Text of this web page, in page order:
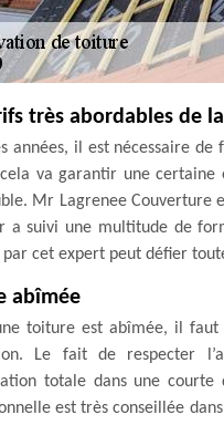
très abordables de
années, il est nécessaire
va garantir une
Mr Lagrenee Couverture
a suivi une multitude de
par cet expert peut défier
abîmée
toiture est abîmée, il
Le fait de respecter
totale dans une
est très conseillée